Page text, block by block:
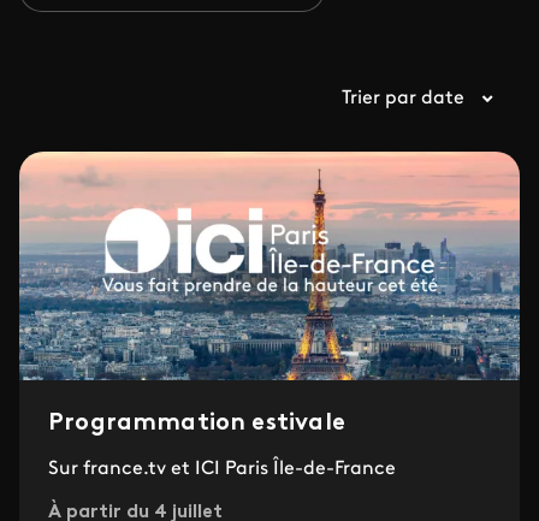
Trier par date
Programmation estivale
Sur france.tv et ICI Paris Île-de-France
À partir du 4 juillet